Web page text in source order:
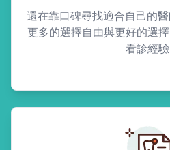
還在靠口碑尋找適合自己的
更多的選擇自由與更好的選
看診經驗